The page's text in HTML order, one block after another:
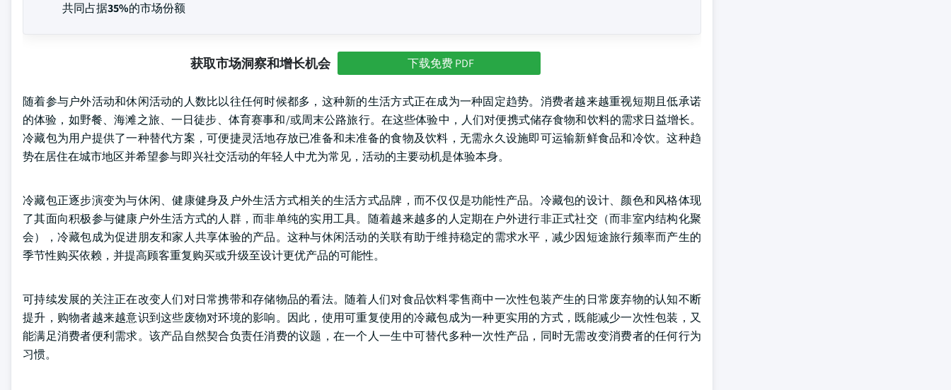
共同占据35%的市场份额
获取市场洞察和增长机会 下载免费 PDF
随着参与户外活动和休闲活动的人数比以往任何时候都多，这种新的生活方式正在成为一种固定趋势。消费者越来越重视短期且低承诺
的体验，如野餐、海滩之旅、一日徒步、体育赛事和/或周末公路旅行。在这些体验中，人们对便携式储存食物和饮料的需求日益增长。
冷藏包为用户提供了一种替代方案，可便捷灵活地存放已准备和未准备的食物及饮料，无需永久设施即可运输新鲜食品和冷饮。这种趋
势在居住在城市地区并希望参与即兴社交活动的年轻人中尤为常见，活动的主要动机是体验本身。
冷藏包正逐步演变为与休闲、健康健身及户外生活方式相关的生活方式品牌，而不仅仅是功能性产品。冷藏包的设计、颜色和风格体现
了其面向积极参与健康户外生活方式的人群，而非单纯的实用工具。随着越来越多的人定期在户外进行非正式社交（而非室内结构化聚
会），冷藏包成为促进朋友和家人共享体验的产品。这种与休闲活动的关联有助于维持稳定的需求水平，减少因短途旅行频率而产生的
季节性购买依赖，并提高顾客重复购买或升级至设计更优产品的可能性。
可持续发展的关注正在改变人们对日常携带和存储物品的看法。随着人们对食品饮料零售商中一次性包装产生的日常废弃物的认知不断
提升，购物者越来越意识到这些废物对环境的影响。因此，使用可重复使用的冷藏包成为一种更实用的方式，既能减少一次性包装，又
能满足消费者便利需求。该产品自然契合负责任消费的议题，在一个人一生中可替代多种一次性产品，同时无需改变消费者的任何行为
习惯。